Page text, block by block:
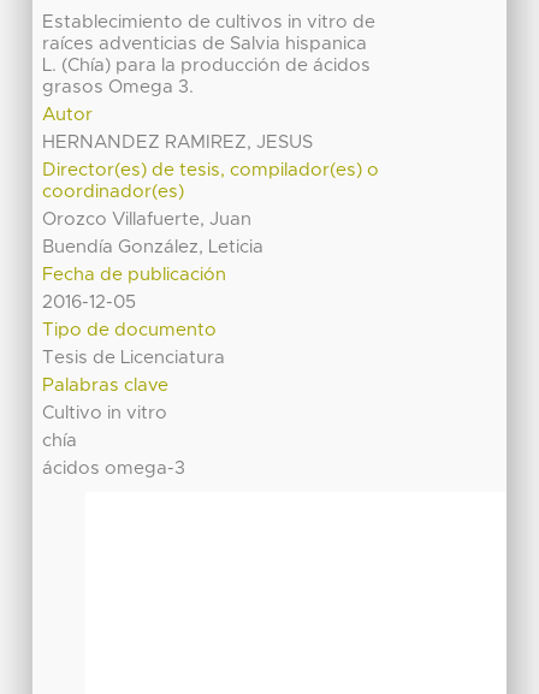
Establecimiento de cultivos in vitro de
raíces adventicias de Salvia hispanica
L. (Chía) para la producción de ácidos
grasos Omega 3.
Autor
HERNANDEZ RAMIREZ, JESUS
Director(es) de tesis, compilador(es) o
coordinador(es)
Orozco Villafuerte, Juan
Buendía González, Leticia
Fecha de publicación
2016-12-05
Tipo de documento
Tesis de Licenciatura
Palabras clave
Cultivo in vitro
chía
ácidos omega-3